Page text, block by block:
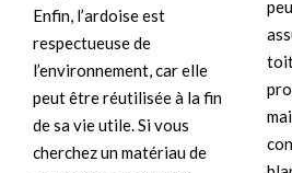
Enfin, l’ardoise est
respectueuse de
l’environnement, car elle
peut être réutilisée à la fin
de sa vie utile. Si vous
cherchez un matériau de